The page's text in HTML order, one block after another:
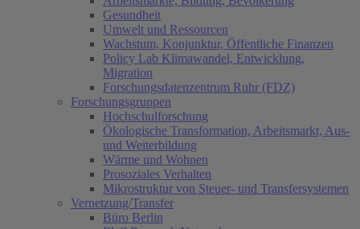
Gesundheit
Umwelt und Ressourcen
Wachstum, Konjunktur, Öffentliche Finanzen
Policy Lab Klimawandel, Entwicklung,
Migration
Forschungsdatenzentrum Ruhr (FDZ)
Forschungsgruppen
Hochschulforschung
Ökologische Transformation, Arbeitsmarkt, Aus-
und Weiterbildung
Wärme und Wohnen
Prosoziales Verhalten
Mikrostruktur von Steuer- und Transfersystemen
Vernetzung/Transfer
Büro Berlin